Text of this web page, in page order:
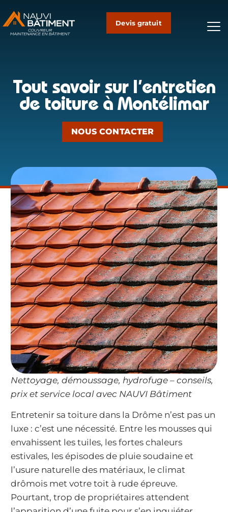
Devis gratuit
Tout savoir sur l’entretien
de toiture à Montélimar
NOUS CONTACTER
Nettoyage, démoussage, hydrofuge – conseils,
prix et service local avec NAUVI Bâtiment
Entretenir sa toiture dans la Drôme n’est pas un
luxe : c’est une nécessité. Entre les mousses qui
envahissent les tuiles, les fortes chaleurs
estivales, les épisodes de pluie soudaine et
l’usure naturelle des matériaux, le climat
drômois met votre toit à rude épreuve.
Pourtant, trop de propriétaires attendent